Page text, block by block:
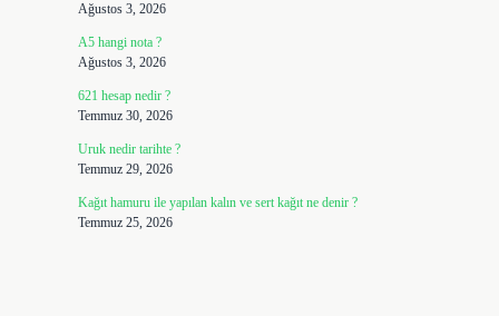
Ağustos 3, 2026
A5 hangi nota ?
Ağustos 3, 2026
621 hesap nedir ?
Temmuz 30, 2026
Uruk nedir tarihte ?
Temmuz 29, 2026
Kağıt hamuru ile yapılan kalın ve sert kağıt ne denir ?
Temmuz 25, 2026